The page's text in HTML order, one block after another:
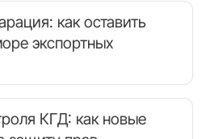
как оставить
экспортных
КГД: как новые